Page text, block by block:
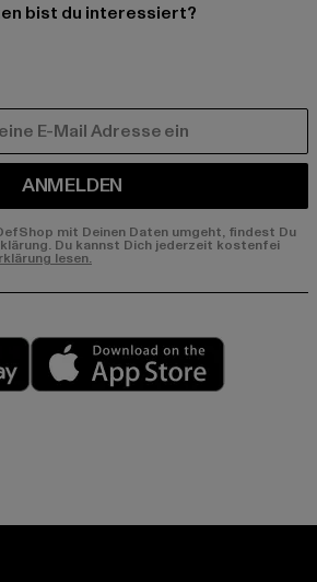
bist du interessiert?
ANMELDEN
mit Deinen Daten umgeht, findest Du
Du kannst Dich jederzeit kostenfei
lesen.
Play market